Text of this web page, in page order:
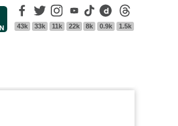
Facebook
43k
Twitter
33k
Instagram
11k
Youtube
22k
Tik Tok
8k
Dailymotion
0.9k 1.5k